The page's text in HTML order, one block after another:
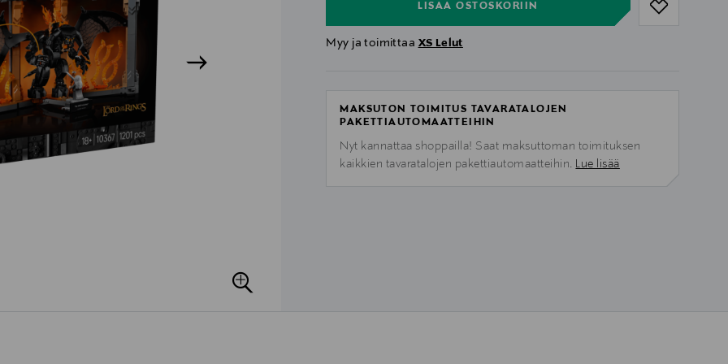
LISÄÄ OSTOSKORIIN
Myy ja toimittaa XS Lelut
MAKSUTON TOIMITUS TAVARATALOJEN
PAKETTIAUTOMAATTEIHIN
Nyt kannattaa shoppailla! Saat maksuttoman toimituksen
kaikkien tavaratalojen pakettiautomaatteihin. Lue lisää